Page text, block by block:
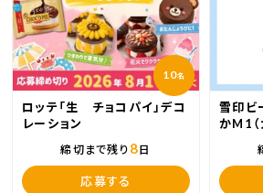
10名
ロッテ「生 チョコパイ」デコ
レーション
締切まで残り 8日
応募する
雪印ビ
かM1（